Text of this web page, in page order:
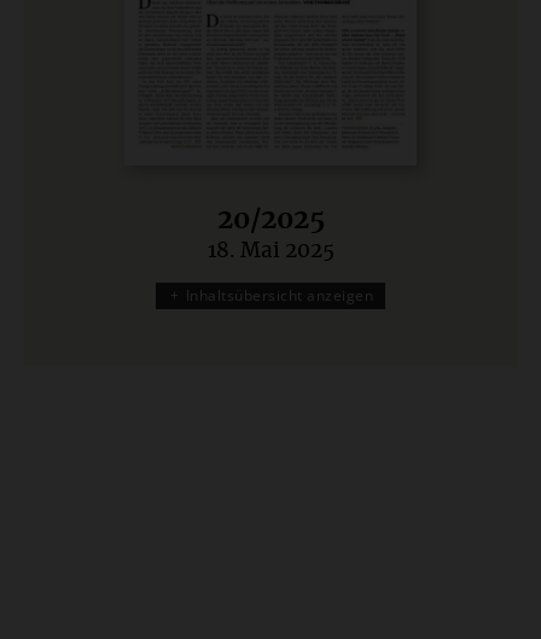
20/2025
:
18. Mai 2025
Inhaltsübersicht anzeigen